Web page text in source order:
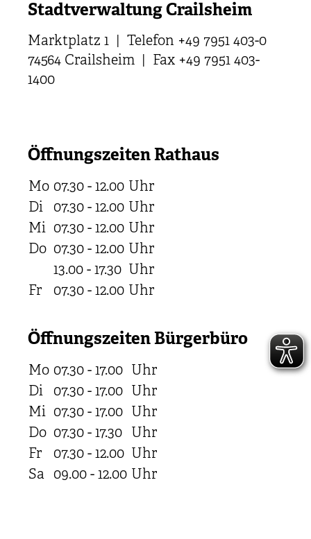
Stadtverwaltung Crailsheim
Marktplatz 1 | Telefon +49 7951 403-0
74564 Crailsheim | Fax +49 7951 403-
1400
Öffnungszeiten Rathaus
Mo 07.30 - 12.00 Uhr
Di
07.30 - 12.00 Uhr
Mi 07.30 - 12.00 Uhr
Do 07.30 - 12.00 Uhr
13.00 - 17.30 Uhr
Fr
07.30 - 12.00 Uhr
Öffnungszeiten Bürgerbüro
Mo 07.30 - 17.00 Uhr
Di
07.30 - 17.00 Uhr
Mi 07.30 - 17.00 Uhr
Do 07.30 - 17.30 Uhr
Fr
07.30 - 12.00 Uhr
Sa 09.00 - 12.00 Uhr